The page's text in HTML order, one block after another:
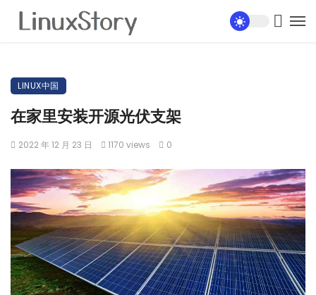
LINUX中国
在家里安装开源光伏支架
2022 年 12 月 23 日 1170 views 0